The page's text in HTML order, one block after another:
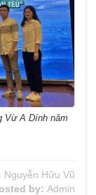
Vừ A Dính năm
Nguyễn Hữu Vũ
by: Admin